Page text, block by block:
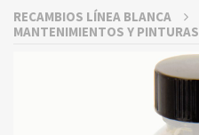
RECAMBIOS LÍNEA BLANCA
MANTENIMIENTOS Y PINTURAS